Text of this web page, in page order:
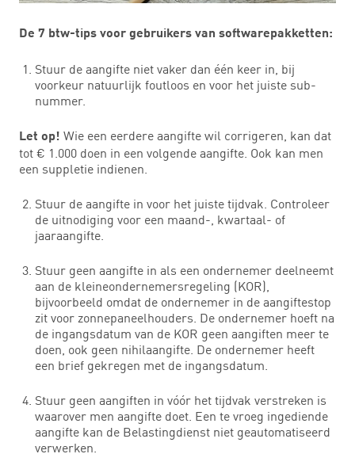
De 7 btw-tips voor gebruikers van softwarepakketten:
Stuur de aangifte niet vaker dan één keer in, bij
voorkeur natuurlijk foutloos en voor het juiste sub-
nummer.
Let op! Wie een eerdere aangifte wil corrigeren, kan dat
tot € 1.000 doen in een volgende aangifte. Ook kan men
een suppletie indienen.
Stuur de aangifte in voor het juiste tijdvak. Controleer
de uitnodiging voor een maand-, kwartaal- of
jaaraangifte.
Stuur geen aangifte in als een ondernemer deelneemt
aan de kleineondernemersregeling (KOR),
bijvoorbeeld omdat de ondernemer in de aangiftestop
zit voor zonnepaneelhouders. De ondernemer hoeft na
de ingangsdatum van de KOR geen aangiften meer te
doen, ook geen nihilaangifte. De ondernemer heeft
een brief gekregen met de ingangsdatum.
Stuur geen aangiften in vóór het tijdvak verstreken is
waarover men aangifte doet. Een te vroeg ingediende
aangifte kan de Belastingdienst niet geautomatiseerd
verwerken.